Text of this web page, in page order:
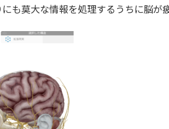
にも莫大な情報を処理するうちに脳が